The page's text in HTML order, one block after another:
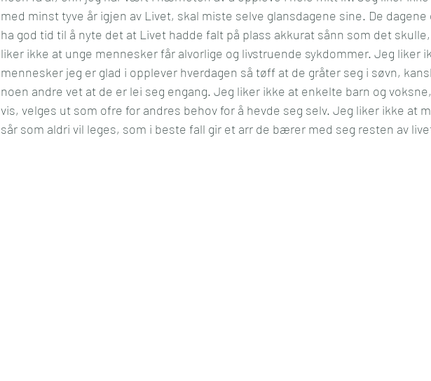
med minst tyve år igjen av Livet, skal miste selve glansdagene sine. De dagene
ha god tid til å nyte det at Livet hadde falt på plass akkurat sånn som det
liker ikke at unge mennesker får alvorlige og livstruende sykdommer. Jeg liker
mennesker jeg er glad i opplever hverdagen så tøff at de gråter seg i søvn,
noen andre vet at de er lei seg engang. Jeg liker ikke at enkelte barn og
vis, velges ut som ofre for andres behov for å hevde seg selv. Jeg liker ikke at
sår som aldri vil leges, som i beste fall gir et arr de bærer med seg resten av